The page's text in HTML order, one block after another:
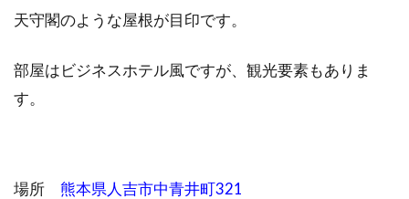
天守閣のような屋根が目印です。
部屋はビジネスホテル風ですが、観光要素もありま
す。
場所 熊本県人吉市中青井町321